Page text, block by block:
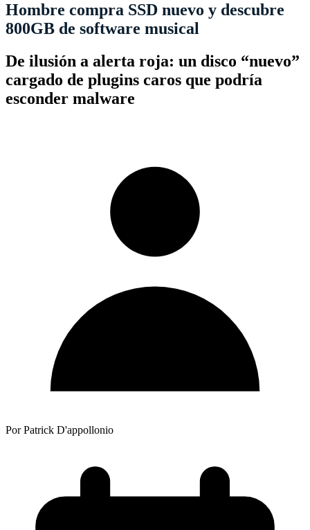
Hombre compra SSD nuevo y descubre
800GB de software musical
De ilusión a alerta roja: un disco “nuevo”
cargado de plugins caros que podría
esconder malware
Por Patrick D'appollonio